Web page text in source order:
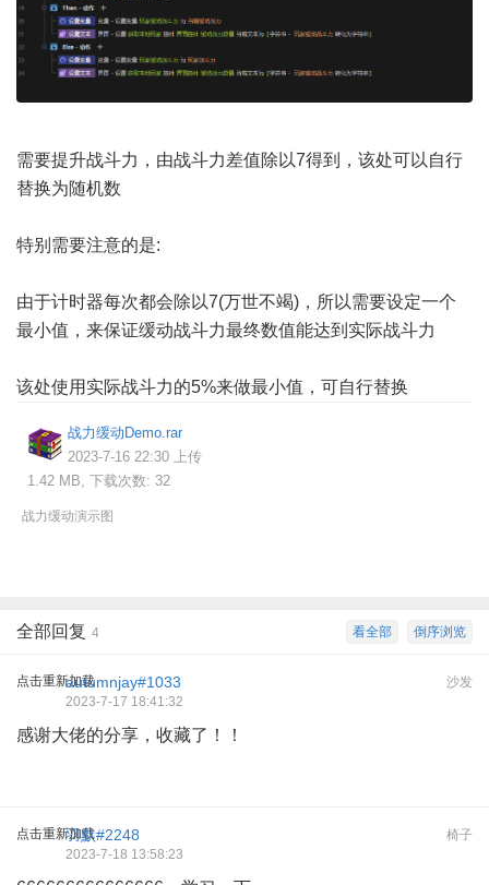
需要提升战斗力，由战斗力差值除以7得到，该处可以自行
替换为随机数
特别需要注意的是:
由于计时器每次都会除以7(万世不竭)，所以需要设定一个
最小值，来保证缓动战斗力最终数值能达到实际战斗力
该处使用实际战斗力的5%来做最小值，可自行替换
战力缓动Demo.rar
2023-7-16 22:30 上传
1.42 MB, 下载次数: 32
战力缓动演示图
倒序浏览
看全部
全部回复 4
点击重新加载 沙发
autumnjay#1033
2023-7-17 18:41:32
感谢大佬的分享，收藏了！！
点击重新加载 椅子
羽默#2248
2023-7-18 13:58:23